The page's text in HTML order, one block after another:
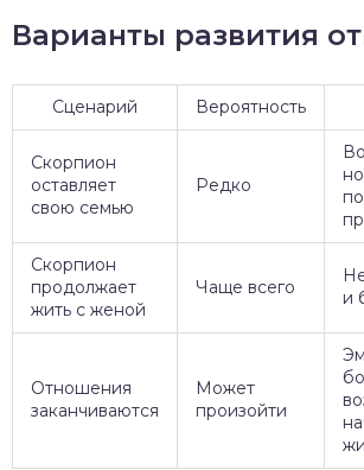
Варианты развития
Сценарий Вероятность
Скорпион
оставляет
свою семью
Редко
Скорпион
продолжает
жить с женой
Чаще всего
и
Отношения
заканчиваются
Может
произойти